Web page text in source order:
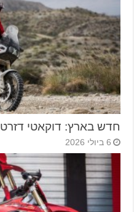
חדש בארץ: דוקאטי דזרט X החדש
6 ביולי 2026